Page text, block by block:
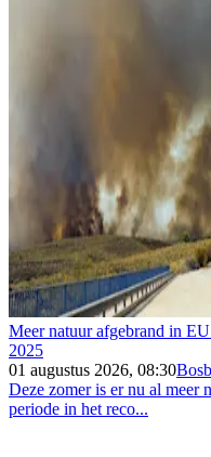
Meer natuur afgebrand in
2025
01 augustus 2026, 08:30
Deze zomer is er nu al meer
periode in het reco...